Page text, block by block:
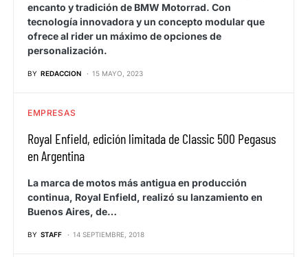
encanto y tradición de BMW Motorrad. Con
tecnología innovadora y un concepto modular que
ofrece al rider un máximo de opciones de
personalización.
BY REDACCION 15 MAYO, 2023
EMPRESAS
Royal Enfield, edición limitada de Classic 500 Pegasus
en Argentina
La marca de motos más antigua en producción
continua, Royal Enfield, realizó su lanzamiento en
Buenos Aires, de…
BY STAFF 14 SEPTIEMBRE, 2018